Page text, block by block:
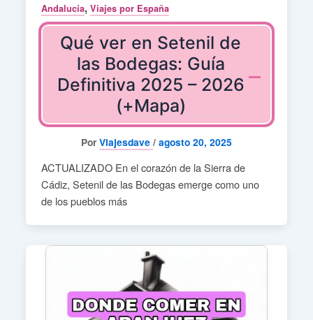
Andalucía, Viajes por España
Qué ver en Setenil de
las Bodegas: Guía
Definitiva 2025 – 2026
(+Mapa)
Por Viajesdave / agosto 20, 2025
ACTUALIZADO En el corazón de la Sierra de
Cádiz, Setenil de las Bodegas emerge como uno
de los pueblos más